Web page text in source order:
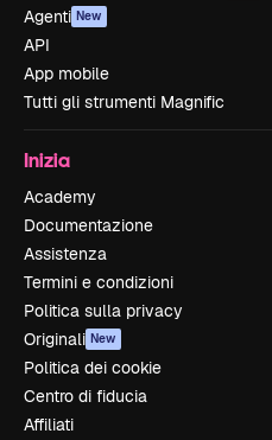
Agenti New
API
App mobile
Tutti gli strumenti Magnific
Inizia
Academy
Documentazione
Assistenza
Termini e condizioni
Politica sulla privacy
Originali New
Politica dei cookie
Centro di fiducia
Affiliati